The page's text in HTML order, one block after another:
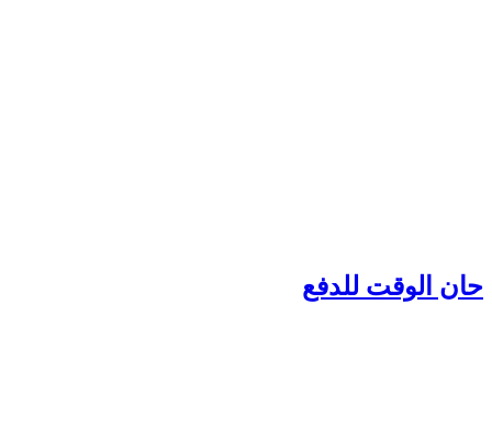
الوقت للدفع